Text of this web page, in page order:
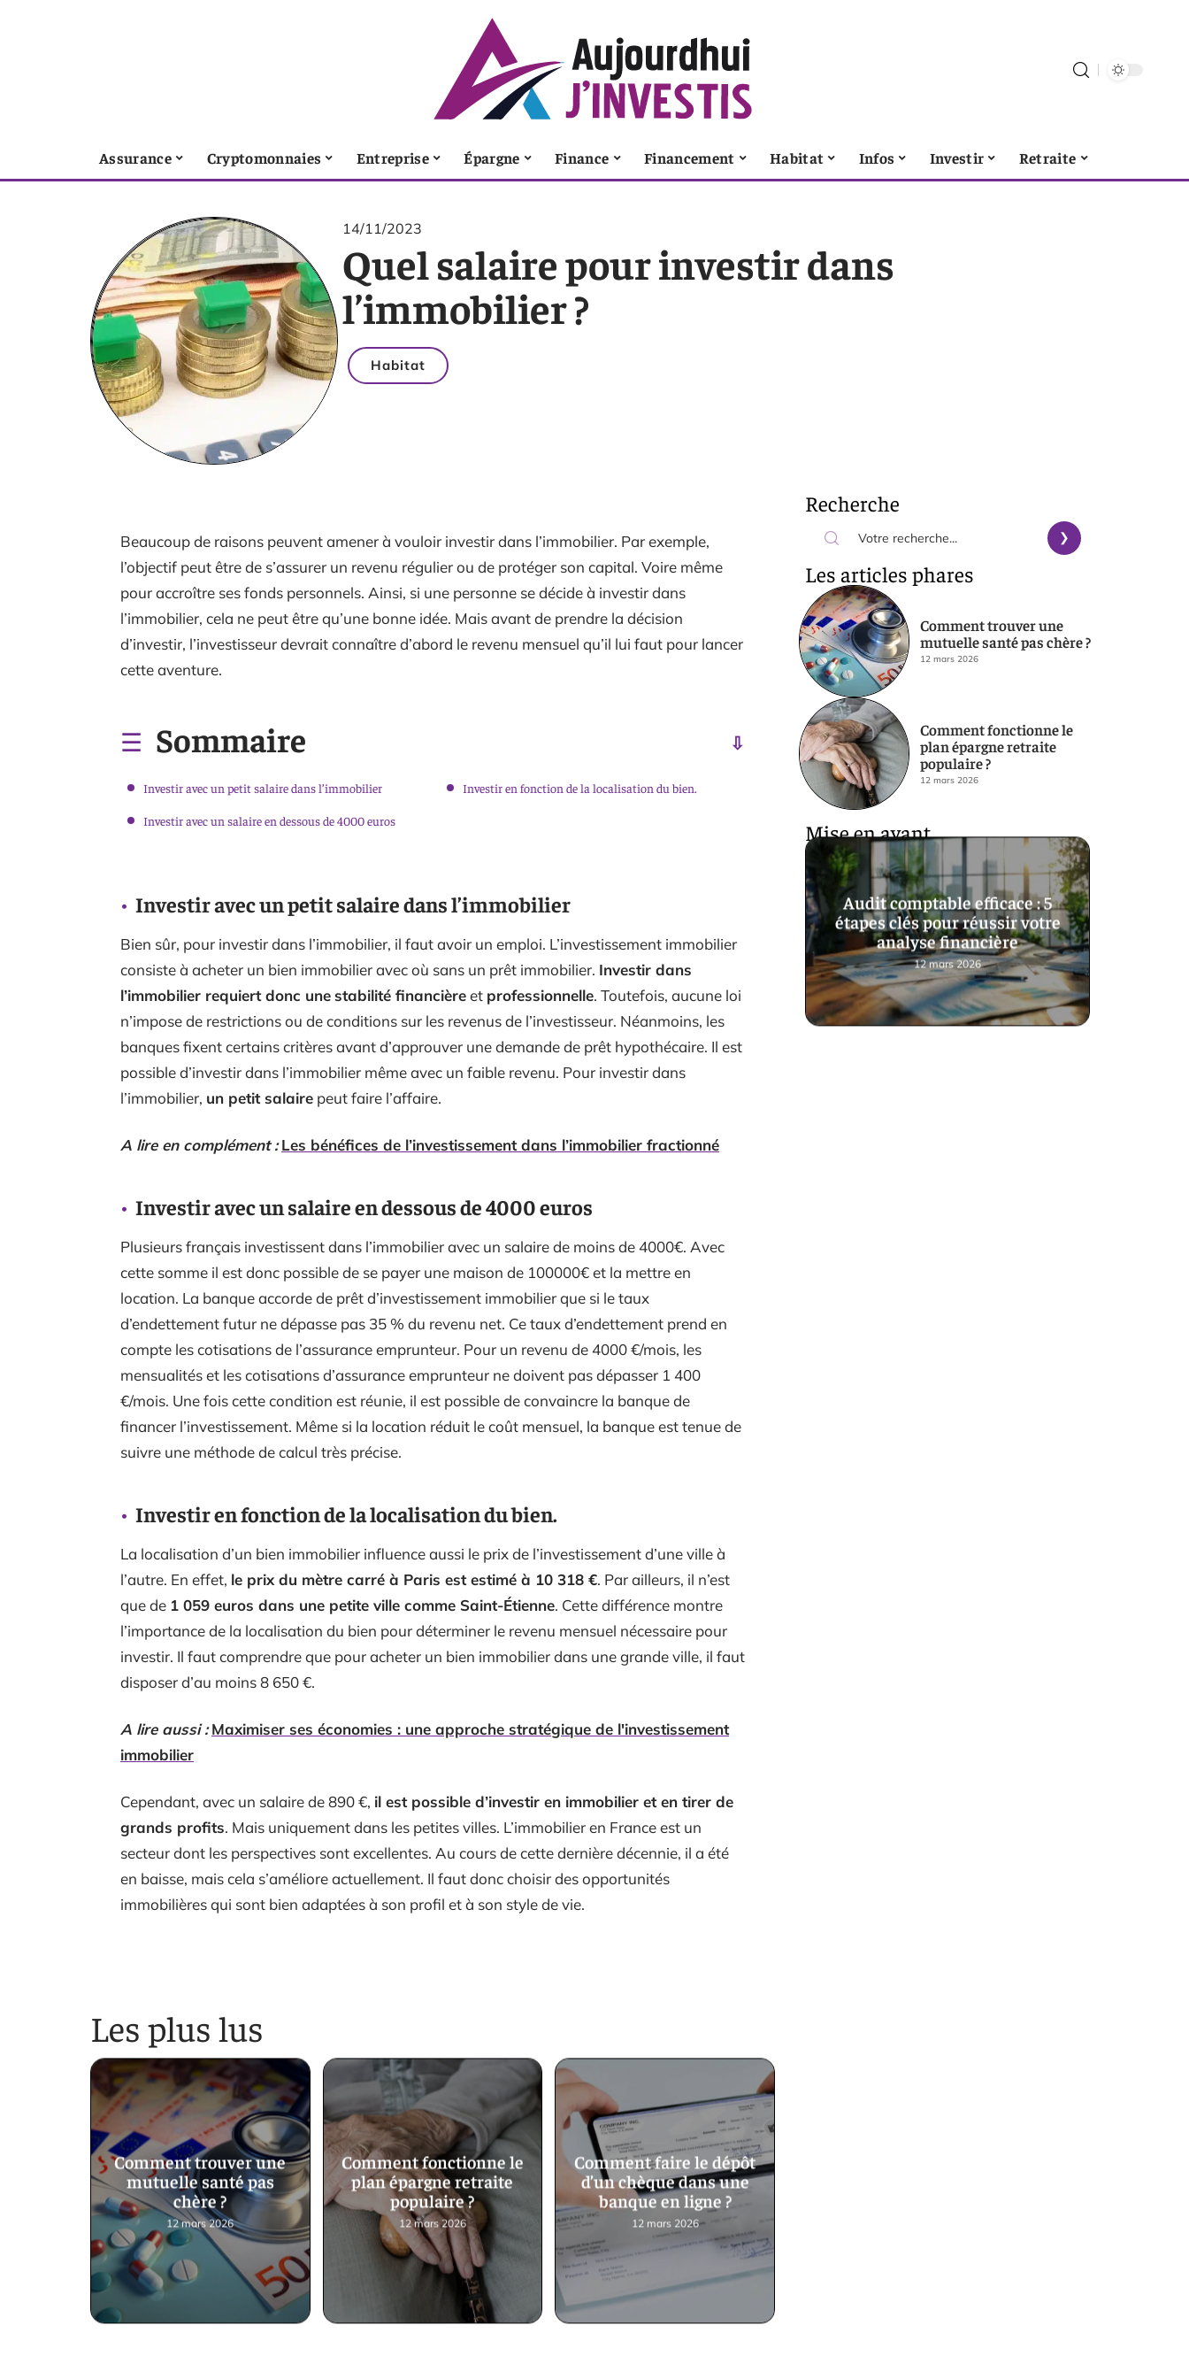
Assurance Cryptomonnaies Entreprise Épargne Finance Financement Habitat Infos Investir Retraite
14/11/2023
Quel salaire pour investir dans
l’immobilier ?
Habitat
Beaucoup de raisons peuvent amener à vouloir investir dans l’immobilier. Par exemple,
l’objectif peut être de s’assurer un revenu régulier ou de protéger son capital. Voire même
pour accroître ses fonds personnels. Ainsi, si une personne se décide à investir dans
l’immobilier, cela ne peut être qu’une bonne idée. Mais avant de prendre la décision
d’investir, l’investisseur devrait connaître d’abord le revenu mensuel qu’il lui faut pour lancer
cette aventure.
Sommaire
Investir avec un petit salaire dans l’immobilier
Investir avec un salaire en dessous de 4000 euros
Investir en fonction de la localisation du bien.
Investir avec un petit salaire dans l’immobilier
Bien sûr, pour investir dans l’immobilier, il faut avoir un emploi. L’investissement immobilier
consiste à acheter un bien immobilier avec où sans un prêt immobilier. Investir dans
l’immobilier requiert donc unestabilité financièreet professionnelle. Toutefois, aucune loi
n’impose de restrictions ou de conditions sur les revenus de l’investisseur. Néanmoins, les
banques fixent certains critères avant d’approuver une demande de prêt hypothécaire. Il est
possible d’investir dans l’immobilier même avec un faible revenu. Pour investir dans
l’immobilier, un petit salaire peut faire l’affaire.
A lire en complément : Les bénéfices de l’investissement dans l’immobilier fractionné
Investir avec un salaire en dessous de 4000 euros
Plusieurs français investissent dans l’immobilier avec un salaire de moins de 4000€. Avec
cette somme il est donc possible de se payer une maison de 100000€ et la mettre en
location. La banque accorde de prêt d’investissement immobilier que si le taux
d’endettement futur ne dépasse pas 35 % du revenu net. Ce taux d’endettement prend en
compte les cotisations de l’assurance emprunteur. Pour un revenu de 4000 €/mois, les
mensualités et les cotisations d’assurance emprunteur ne doivent pas dépasser 1 400
€/mois. Une fois cette condition est réunie, il est possible de convaincre la banque de
financer l’investissement. Même si la location réduit le coût mensuel, la banque est tenue de
suivre une méthode de calcul très précise.
Investir en fonction de la localisation du bien.
La localisation d’un bien immobilier influence aussi le prix de l’investissement d’une ville à
l’autre. En effet, le prix du mètre carré à Paris est estimé à 10 318 €. Par ailleurs, il n’est
que de 1 059 euros dans une petite ville comme Saint-Étienne. Cette différence montre
l’importance de la localisation du bien pour déterminer le revenu mensuel nécessaire pour
investir. Il faut comprendre que pour acheter un bien immobilier dans une grande ville, il faut
disposer d’au moins 8 650 €.
A lire aussi : Maximiser ses économies : une approche stratégique de l'investissement
immobilier
Cependant, avec un salaire de 890 €, il est possible d’investir en immobilier et en tirer de
grands profits. Mais uniquement dans les petites villes. L’immobilier en France est un
secteur dont les perspectives sont excellentes. Au cours de cette dernière décennie, il a été
en baisse, mais cela s’améliore actuellement. Il faut donc choisir des opportunités
immobilières qui sont bien adaptées à son profil et à son style de vie.
Les plus lus
Comment trouver une
mutuelle santé pas
chère ?
12 mars 2026
Comment fonctionne le
plan épargne retraite
populaire ?
12 mars 2026
Comment faire le dépôt
d’un chèque dans une
banque en ligne ?
12 mars 2026
Recherche
Les articles phares
Comment trouver une
mutuelle santé pas chère ?
12 mars 2026
Comment fonctionne le
plan épargne retraite
populaire ?
12 mars 2026
Mise en avant
Audit comptable efficace : 5
étapes clés pour réussir votre
analyse financière
12 mars 2026